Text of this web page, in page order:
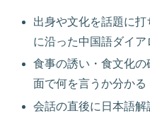
出身や文化を話題に
に沿った中国語ダイア
食事の誘い・食文化
面で何を言うか分かる
会話の直後に日本語